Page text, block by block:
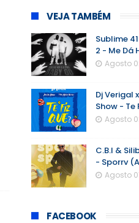
VEJA TAMBÉM
Sublime
2 - Me Dá
Agosto
Dj Verigal
Show - Te
Agosto
C.B.I &
- Sporrv
Agosto
FACEBOOK